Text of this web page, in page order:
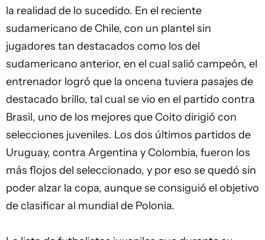
la realidad de lo sucedido. En el reciente
sudamericano de Chile, con un plantel sin
jugadores tan destacados como los del
sudamericano anterior, en el cual salió campeón, el
entrenador logró que la oncena tuviera pasajes de
destacado brillo, tal cual se vio en el partido contra
Brasil, uno de los mejores que Coito dirigió con
selecciones juveniles. Los dos últimos partidos de
Uruguay, contra Argentina y Colombia, fueron los
más flojos del seleccionado, y por eso se quedó sin
poder alzar la copa, aunque se consiguió el objetivo
de clasificar al mundial de Polonia.